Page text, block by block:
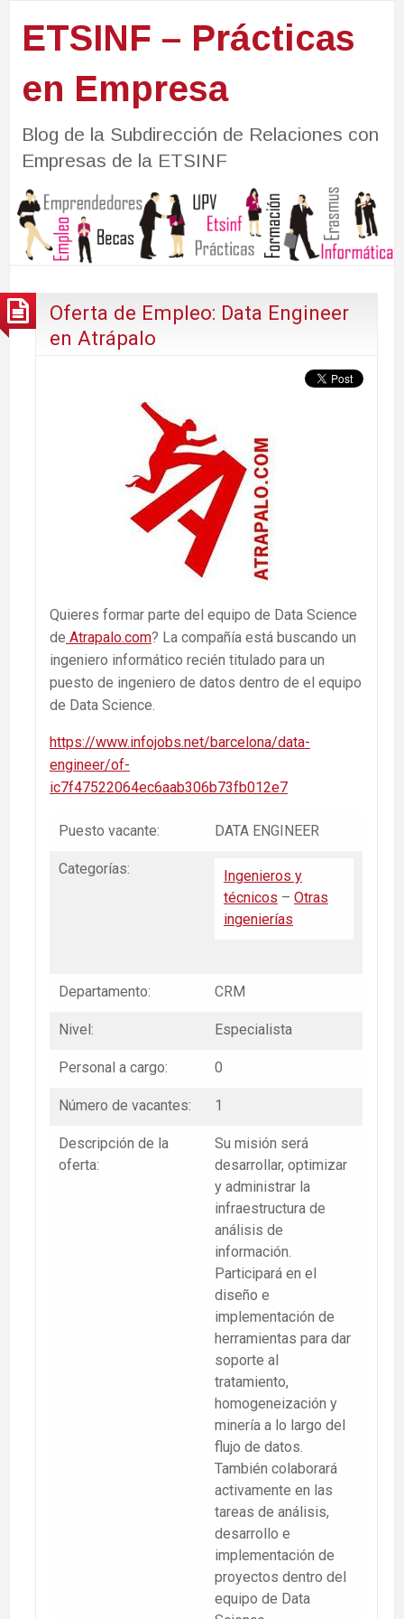
ETSINF – Prácticas
en Empresa
Blog de la Subdirección de Relaciones con
Empresas de la ETSINF
Oferta de Empleo: Data Engineer
en Atrápalo
Quieres formar parte del equipo de Data Science
de Atrapalo.com? La compañía está buscando un
ingeniero informático recién titulado para un
puesto de ingeniero de datos dentro de el equipo
de Data Science.
https://www.infojobs.net/barcelona/data-
engineer/of-
ic7f47522064ec6aab306b73fb012e7
Puesto vacante: DATA ENGINEER
Categorías:
Ingenieros y
técnicos – Otras
ingenierías
Departamento: CRM
Nivel: Especialista
Personal a cargo: 0
Número de vacantes: 1
Descripción de la
oferta:
Su misión será
desarrollar, optimizar
y administrar la
infraestructura de
análisis de
información.
Participará en el
diseño e
implementación de
herramientas para dar
soporte al
tratamiento,
homogeneización y
minería a lo largo del
flujo de datos.
También colaborará
activamente en las
tareas de análisis,
desarrollo e
implementación de
proyectos dentro del
equipo de Data